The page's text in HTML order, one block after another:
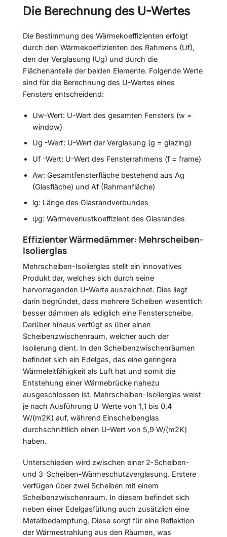
Die Berechnung des U-Wertes
Die Bestimmung des Wärmekoeffizienten erfolgt
durch den Wärmekoeffizienten des Rahmens (Uf),
den der Verglasung (Ug) und durch die
Flächenanteile der beiden Elemente. Folgende Werte
sind für die Berechnung des U-Wertes eines
Fensters entscheidend:
Uw-Wert: U-Wert des gesamten Fensters (w =
window)
Ug -Wert: U-Wert der Verglasung (g = glazing)
Uf -Wert: U-Wert des Fensterrahmens (f = frame)
Aw: Gesamtfensterfläche bestehend aus Ag
(Glasfläche) und Af (Rahmenfläche)
lg: Länge des Glasrandverbundes
ψg: Wärmeverlustkoeffizient des Glasrandes
Effizienter Wärmedämmer: Mehrscheiben-
Isolierglas
Mehrscheiben-Isolierglas stellt ein innovatives
Produkt dar, welches sich durch seine
hervorragenden U-Werte auszeichnet. Dies liegt
darin begründet, dass mehrere Scheiben wesentlich
besser dämmen als lediglich eine Fensterscheibe.
Darüber hinaus verfügt es über einen
Scheibenzwischenraum, welcher auch der
Isolierung dient. In den Scheibenzwischenräumen
befindet sich ein Edelgas, das eine geringere
Wärmeleitfähigkeit als Luft hat und somit die
Entstehung einer Wärmebrücke nahezu
ausgeschlossen ist. Mehrscheiben-Isolierglas weist
je nach Ausführung U-Werte von 1,1 bis 0,4
W/(m2K) auf, während Einscheibenglas
durchschnittlich einen U-Wert von 5,9 W/(m2K)
haben.
Unterschieden wird zwischen einer 2-Scheiben-
und 3-Scheiben-Wärmeschutzverglasung. Erstere
verfügen über zwei Scheiben mit einem
Scheibenzwischenraum. In diesem befindet sich
neben einer Edelgasfüllung auch zusätzlich eine
Metallbedampfung. Diese sorgt für eine Reflektion
der Wärmestrahlung aus den Räumen, was